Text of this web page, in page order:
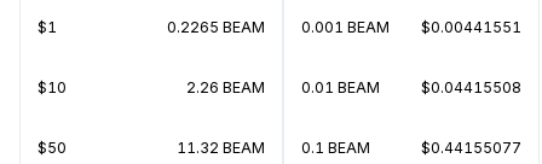
$1 0.2265 BEAM
$10 2.26 BEAM
$50 11.32 BEAM
0.001 BEAM $0.00441551
0.01 BEAM $0.04415508
0.1 BEAM $0.44155077